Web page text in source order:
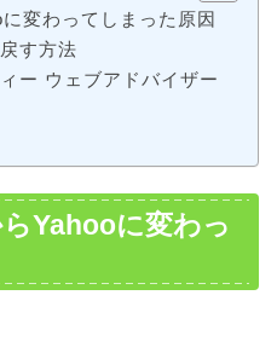
変わってしまった原因
す方法
ー ウェブアドバイザー
Yahooに変わっ